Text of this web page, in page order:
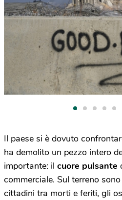
Il paese si è dovuto
ha demolito un pezzo intero
importante: il cuore pulsante
commerciale. Sul terreno
cittadini tra morti e feriti, gli